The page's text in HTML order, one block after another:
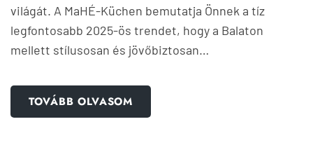
világát. A MaHÉ-Küchen bemutatja Önnek a tíz
legfontosabb 2025-ös trendet, hogy a Balaton
mellett stílusosan és jövőbiztosan…
TOVÁBB OLVASOM